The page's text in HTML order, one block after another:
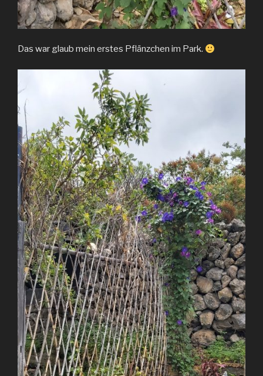
Das war glaub mein erstes Pflänzchen im Park.